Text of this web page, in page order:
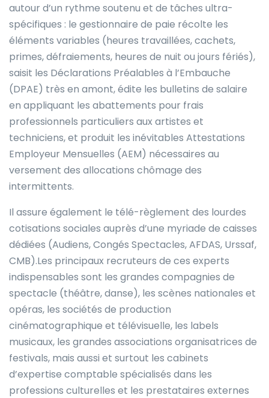
autour d’un rythme soutenu et de tâches ultra-
spécifiques : le gestionnaire de paie récolte les
éléments variables (heures travaillées, cachets,
primes, défraiements, heures de nuit ou jours fériés),
saisit les Déclarations Préalables à l’Embauche
(DPAE) très en amont, édite les bulletins de salaire
en appliquant les abattements pour frais
professionnels particuliers aux artistes et
techniciens, et produit les inévitables Attestations
Employeur Mensuelles (AEM) nécessaires au
versement des allocations chômage des
intermittents.
Il assure également le télé-règlement des lourdes
cotisations sociales auprès d’une myriade de caisses
dédiées (Audiens, Congés Spectacles, AFDAS, Urssaf,
CMB).Les principaux recruteurs de ces experts
indispensables sont les grandes compagnies de
spectacle (théâtre, danse), les scènes nationales et
opéras, les sociétés de production
cinématographique et télévisuelle, les labels
musicaux, les grandes associations organisatrices de
festivals, mais aussi et surtout les cabinets
d’expertise comptable spécialisés dans les
professions culturelles et les prestataires externes